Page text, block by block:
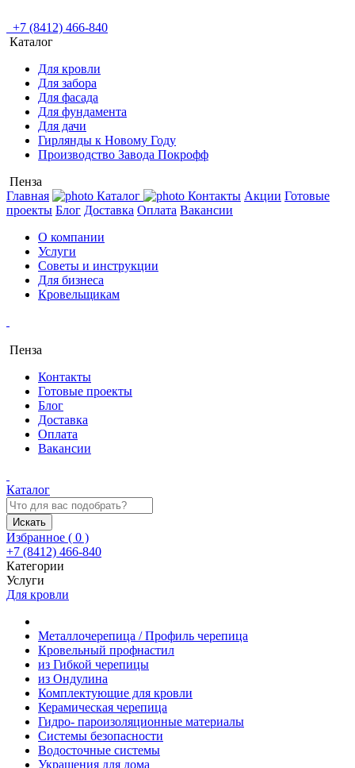
+7 (8412) 466-840
Каталог
Для кровли
Для забора
Для фасада
Для фундамента
Для дачи
Гирлянды к Новому Году
Производство Завода Покрофф
Пенза
Главная
Каталог Контакты Акции Готовые
проекты Блог Доставка Оплата Вакансии
О компании
Услуги
Советы и инструкции
Для бизнеса
Кровельщикам
Пенза
Контакты
Готовые проекты
Блог
Доставка
Оплата
Вакансии
Каталог
Искать
Избранное ( 0 )
+7 (8412) 466-840
Категории
Услуги
Для кровли
Металлочерепица / Профиль черепица
Кровельный профнастил
из Гибкой черепицы
из Ондулина
Комплектующие для кровли
Керамическая черепица
Гидро- пароизоляционные материалы
Системы безопасности
Водосточные системы
Украшения для дома